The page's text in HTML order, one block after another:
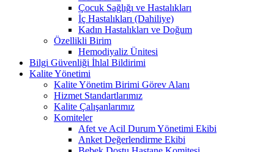
Çocuk Sağlığı ve Hastalıkları
İç Hastalıkları (Dahiliye)
Kadın Hastalıkları ve Doğum
Özellikli Birim
Hemodiyaliz Ünitesi
Bilgi Güvenliği İhlal Bildirimi
Kalite Yönetimi
Kalite Yönetim Birimi Görev Alanı
Hizmet Standartlarımız
Kalite Çalışanlarımız
Komiteler
Afet ve Acil Durum Yönetimi Ekibi
Anket Değerlendirme Ekibi